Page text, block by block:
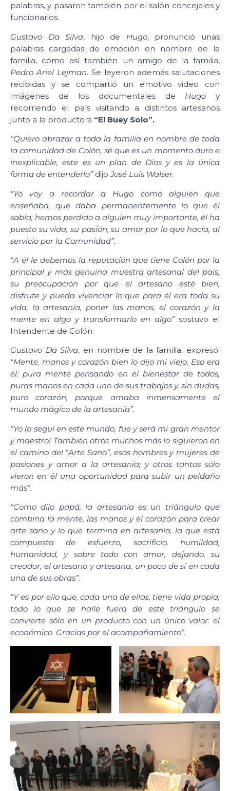
palabras, y pasaron también por el salón concejales y
funcionarios.
Gustavo Da Silva, hijo de Hugo, pronunció unas
palabras cargadas de emoción en nombre de la
familia, como así también un amigo de la familia,
Pedro Ariel Lejman. Se leyeron además salutaciones
recibidas y se compartió un emotivo video con
imágenes de los documentales de Hugo y
recorriendo el país visitando a distintos artesanos
junto a la productora “El Buey Solo”.
“Quiero abrazar a toda la familia en nombre de toda
la comunidad de Colón, sé que es un momento duro e
inexplicable, este es un plan de Dios y es la única
forma de entenderlo” dijoJosé Luis Walser.
“Yo voy a recordar a Hugo como alguien que
enseñaba, que daba permanentemente lo que él
sabía, hemos perdido a alguien muy importante, él ha
puesto su vida, su pasión, su amor por lo que hacía, al
servicio por la Comunidad”.
“A él le debemos la reputación que tiene Colón por la
principal y más genuina muestra artesanal del país,
su preocupación por que el artesano esté bien,
disfrute y pueda vivenciar lo que para él era toda su
vida, la artesanía, poner las manos, el corazón y la
mente en algo y transformarlo en algo” sostuvo el
Intendente de Colón.
Gustavo Da Silva, en nombre de la familia, expresó:
“Mente, manos y corazón bien lo dijo mi viejo. Eso era
él: pura mente pensando en el bienestar de todos,
puras manos en cada uno de sus trabajos y, sin dudas,
puro corazón, porque amaba inmensamente el
mundo mágico de la artesanía”.
“Yo lo seguí en este mundo, fue y será mi gran mentor
y maestro! También otros muchos más lo siguieron en
el camino del “Arte Sano”, esos hombres y mujeres de
pasiones y amor a la artesanía; y otros tantos sólo
vieron en él una oportunidad para subir un peldaño
más”.
“Como dijo papá, la artesanía es un triángulo que
combina la mente, las manos y el corazón para crear
arte sano y lo que termina en artesanía, la que está
compuesta de esfuerzo, sacrificio, humildad,
humanidad, y sobre todo con amor, dejando, su
creador, el artesano y artesana, un poco de sí en cada
una de sus obras”.
“Y es por ello que, cada una de ellas, tiene vida propia,
todo lo que se halle fuera de este triángulo se
convierte sólo en un producto con un único valor: el
económico. Gracias por el acompañamiento”.